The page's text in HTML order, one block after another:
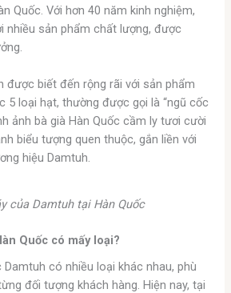
Quốc. Với hơn 40 năm kinh nghiệm,
nhiều sản phẩm chất lượng, được
được biết đến rộng rãi với sản phẩm
5 loại hạt, thường được gọi là “ngũ cốc
ảnh bà già Hàn Quốc cầm ly tươi cười
biểu tượng quen thuộc, gắn liền với
hiệu Damtuh.
của Damtuh tại Hàn Quốc
Quốc có mấy loại?
Damtuh có nhiều loại khác nhau, phù
đối tượng khách hàng. Hiện nay, tại